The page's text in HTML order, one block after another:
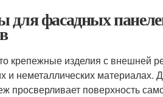
для фасадных
крепежные изделия с внешней
и неметаллических материалах.
просверливает поверхность